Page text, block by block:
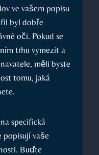
ve vašem popisu
byl dobře
oči. Pokud se
trhu vymezit a
měli byste
tomu, jaká‍
specifická
vaše
Buďte